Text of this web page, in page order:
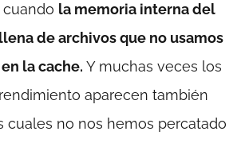
la memoria interna del
de archivos que no usamos
la cache. Y muchas veces los
aparecen también
cuales no nos hemos percatado